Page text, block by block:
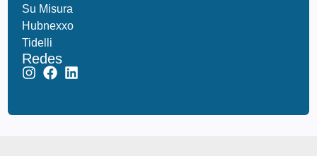
Su Misura
Hubnexxo
Tidelli
Redes